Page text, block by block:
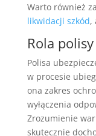
Warto również
likwidacji szkód,
Rola
Polisa
w procesie
ona zakres
wyłączenia
Zrozumienie
skutecznie